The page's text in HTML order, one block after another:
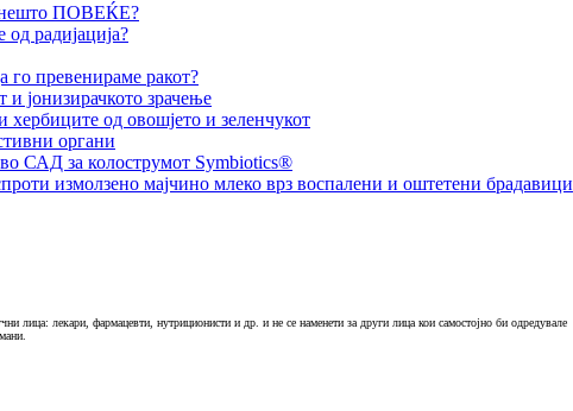
нешто ПОВЕЌЕ?
радијација?
го превенираме ракот?
и јонизирачкото зрачење
хербиците од овошјето и зеленчукот
органи
САД за колострумот Symbiotics®
измолзено мајчино млеко врз воспалени и оштетени брадавици
лица: лекари, фармацевти, нутриционисти и др. и не се наменети за други лица кои самостојно би одредувале